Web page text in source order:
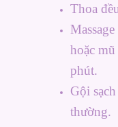
Thoa
hoặc
phút.
Gội
thường.